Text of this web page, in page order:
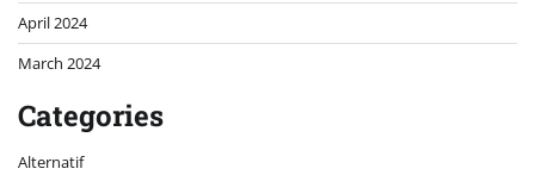
April 2024
March 2024
Categories
Alternatif